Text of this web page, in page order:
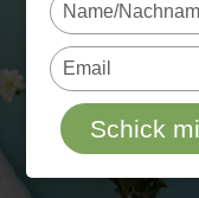
your
name
Type
your
email
Schick